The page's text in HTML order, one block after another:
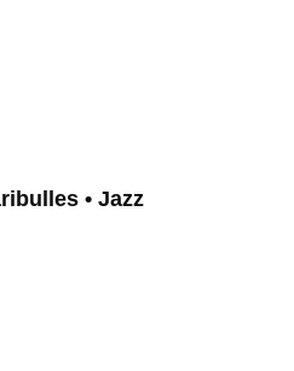
• Jazz